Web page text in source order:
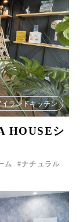
イランドキッチン
HOUSEシ
ム ナチュラル